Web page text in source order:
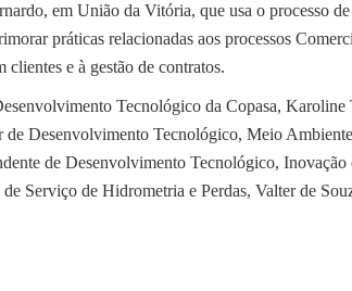
em União da Vitória, que usa o processo
práticas relacionadas aos processos
e à gestão de contratos.
Tecnológico da Copasa, Karoline
Desenvolvimento Tecnológico, Meio
de Desenvolvimento Tecnológico,
Serviço de Hidrometria e Perdas, Valter de